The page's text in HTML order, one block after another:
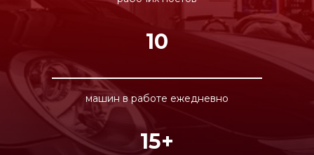
10
машин в работе ежедневно
15+